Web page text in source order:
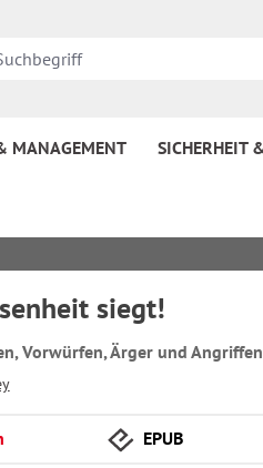
MANAGEMENT SICHERHEIT
siegt!
Vorwürfen, Ärger und
EPUB